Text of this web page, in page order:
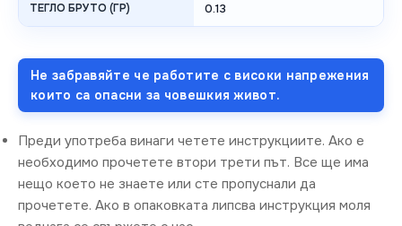
ТЕГЛО БРУТО (ГР) 0.13
Не забравяйте че работите с високи напрежения
които са опасни за човешкия живот.
Преди употреба винаги четете инструкциите. Ако е
необходимо прочетете втори трети път. Все ще има
нещо което не знаете или сте пропуснали да
прочетете. Ако в опаковката липсва инструкция моля